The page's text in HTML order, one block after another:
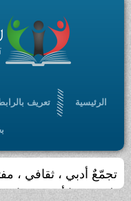
الرئيسية تعريف بالرابطة
تجمّعٌ أدبي ، ثقافي ،
بلورة رؤيا أدبية